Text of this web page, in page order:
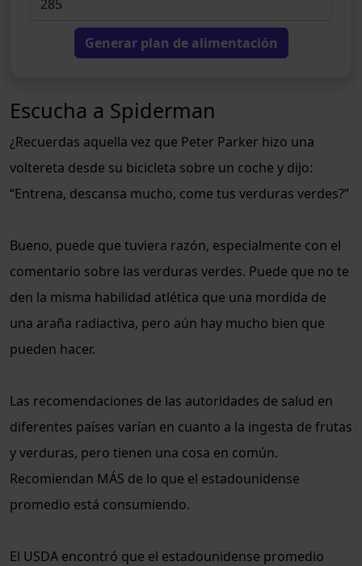
Generar plan de alimentación
Escucha a Spiderman
¿Recuerdas aquella vez que Peter Parker hizo una
voltereta desde su bicicleta sobre un coche y dijo:
“Entrena, descansa mucho, come tus verduras verdes?”
Bueno, puede que tuviera razón, especialmente con el
comentario sobre las verduras verdes. Puede que no te
den la misma habilidad atlética que una mordida de
una araña radiactiva, pero aún hay mucho bien que
pueden hacer.
Las recomendaciones de las autoridades de salud en
diferentes países varían en cuanto a la ingesta de frutas
y verduras, pero tienen una cosa en común.
Recomiendan MÁS de lo que el estadounidense
promedio está consumiendo.
El USDA encontró que el estadounidense promedio